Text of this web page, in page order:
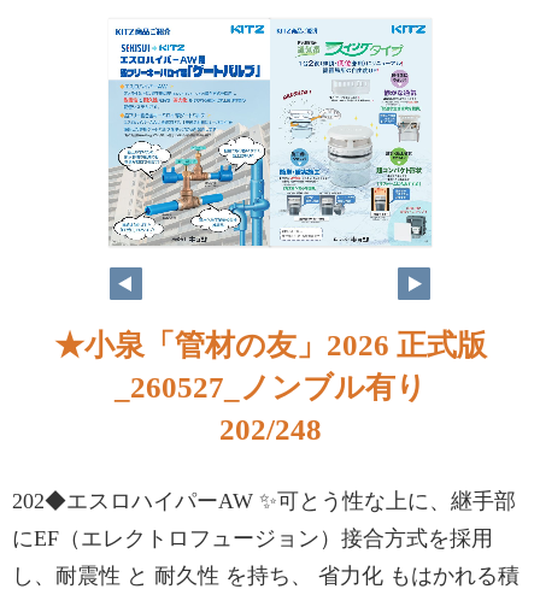
★小泉「管材の友」2026 正式版
_260527_ノンブル有り
202/248
202◆エスロハイパーAW ✨可とう性な上に、継手部
にEF（エレクトロフュージョン）接合方式を採用
し、耐震性 と 耐久性 を持ち、 省力化 もはかれる積